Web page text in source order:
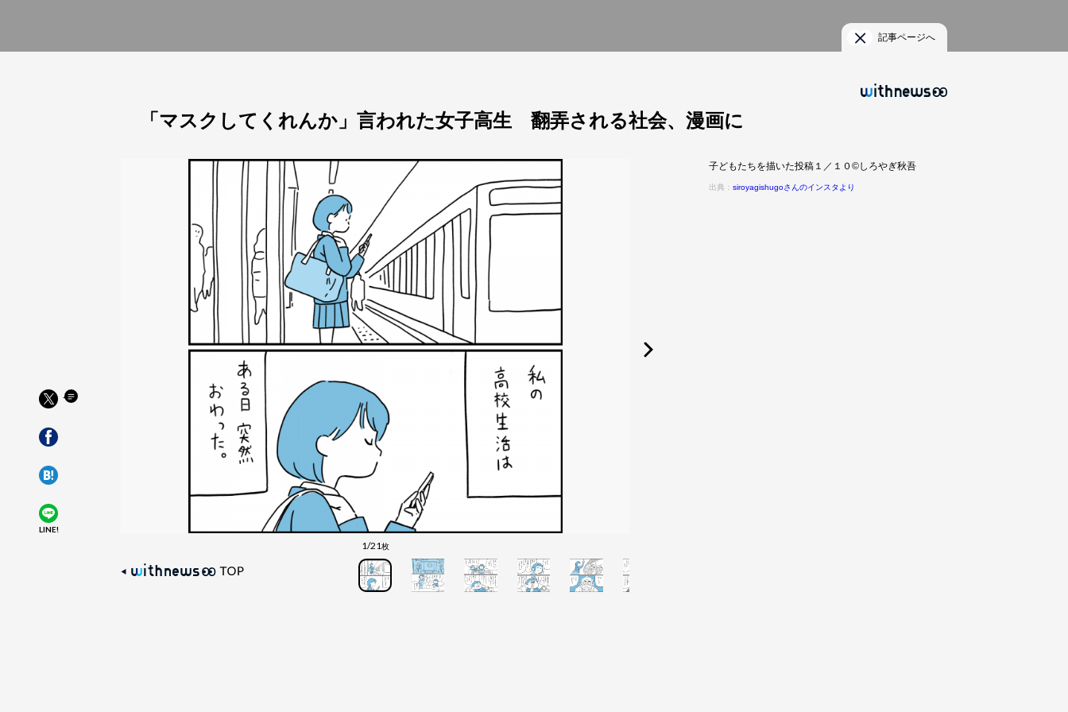
LINE!
記事ページへ
「マスクしてくれんか」言われた女子高生 翻弄される社会、漫画に
1/21枚
子どもたちを描いた投稿１／１０©しろやぎ秋吾
出典： siroyagishugoさんのインスタより